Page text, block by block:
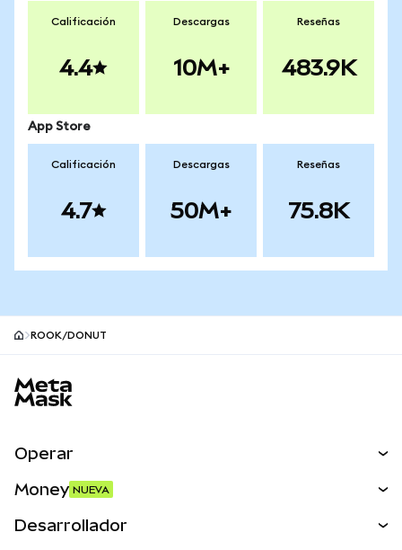
Calificación
4.4
Descargas
10M+
Reseñas
483.9K
App Store
Calificación
4.7
Descargas
50M+
Reseñas
75.8K
ROOK/DONUT
Operar
Money NUEVA
Desarrollador